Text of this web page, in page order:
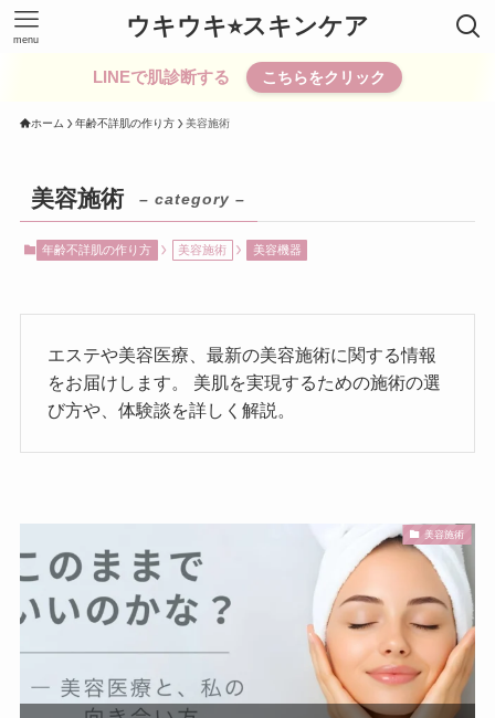
ウキウキ⭐︎スキンケア
menu
LINEで肌診断する こちらをクリック
ホーム 年齢不詳肌の作り方 美容施術
美容施術 – category –
年齢不詳肌の作り方 美容施術 美容機器
エステや美容医療、最新の美容施術に関する情報
をお届けします。 美肌を実現するための施術の選
び方や、体験談を詳しく解説。
美容施術